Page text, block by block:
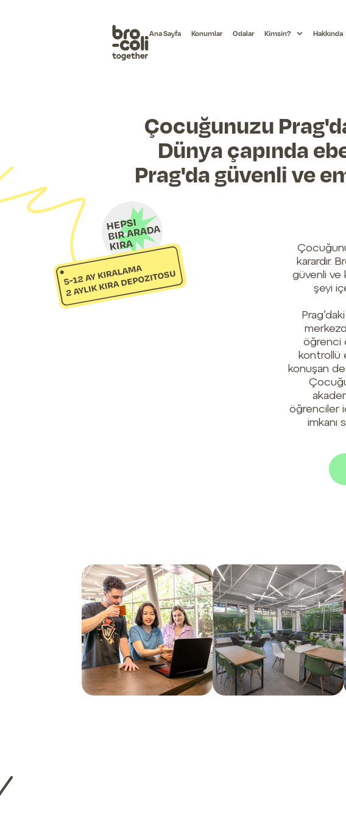
Ana Sayfa Konumlar Odalar Kimsin? Hakkında
Çocuğunuzu
Dünya çapında
Prag'da güvenli ve
karardır.
güvenli ve
şeyi
öğrenci
kontrollü
konuşan
öğrenciler
imkanı